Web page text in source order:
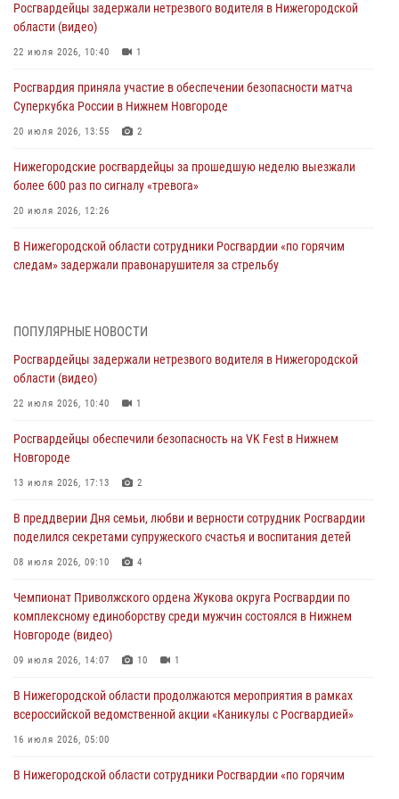
Росгвардейцы задержали нетрезвого водителя в Нижегородской
области (видео)
22 июля 2026, 10:40 1
Росгвардия приняла участие в обеспечении безопасности матча
Суперкубка России в Нижнем Новгороде
20 июля 2026, 13:55 2
Нижегородские росгвардейцы за прошедшую неделю выезжали
более 600 раз по сигналу «тревога»
20 июля 2026, 12:26
В Нижегородской области сотрудники Росгвардии «по горячим
следам» задержали правонарушителя за стрельбу
В Нижегородской области продолжаются мероприятия в рамках
16 июля 2026, 05:00
Росгвардейцы обеспечили безопасность на VK Fest в Нижнем
13 июля 2026, 17:13
Нижегородские росгвардейцы за прошедшую неделю выезжали
13 июля 2026, 06:45
Росгвардейцы предотвратили серию краж в Нижнем Новгороде
ПОПУЛЯРНЫЕ НОВОСТИ
Росгвардейцы задержали нетрезвого водителя в Нижегородской
области (видео)
22 июля 2026, 10:40 1
Росгвардейцы обеспечили безопасность на VK Fest в Нижнем
Новгороде
13 июля 2026, 17:13 2
В преддверии Дня семьи, любви и верности сотрудник Росгвардии
поделился секретами супружеского счастья и воспитания детей
08 июля 2026, 09:10 4
Чемпионат Приволжского ордена Жукова округа Росгвардии по
комплексному единоборству среди мужчин состоялся в Нижнем
Новгороде (видео)
09 июля 2026, 14:07 10 1
В Нижегородской области продолжаются мероприятия в рамках
всероссийской ведомственной акции «Каникулы с Росгвардией»
16 июля 2026, 05:00
В Нижегородской области сотрудники Росгвардии «по горячим